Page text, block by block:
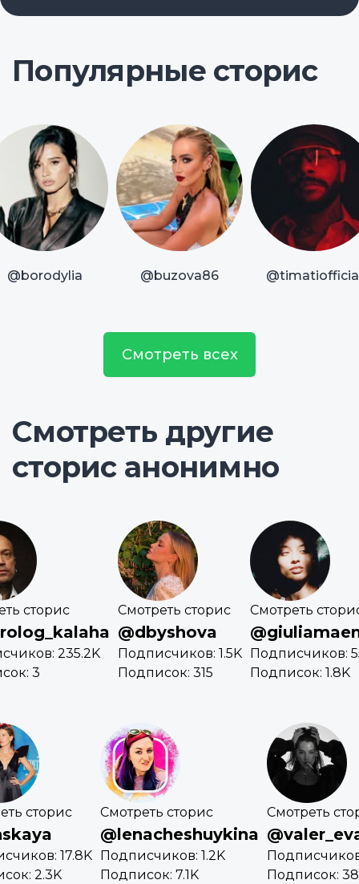
Популярные сторис
@borodylia @buzova86
Смотреть всех
Смотреть другие
сторис анонимно
сторис
235.2K
3
Смотреть сторис
@dbyshova
Подписчиков: 1.5K
Подписок: 315
Смотреть
Подписчиков:
Подписок: 1.8K
сторис
17.8K
2.3K
Смотреть сторис
@lenacheshuykina
Подписчиков: 1.2K
Подписок: 7.1K
Смотреть
Подписок: